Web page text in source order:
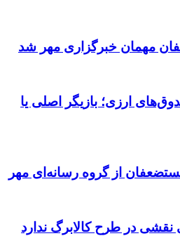
مهمان خبرگزاری مهر شد
ارزی؛ بازیگر اصلی یا
از گروه رسانه‌ای مهر
در طرح کالابرگ ندارد